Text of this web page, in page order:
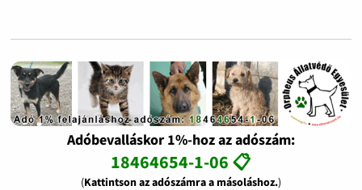
Adóbevalláskor 1%-hoz az adószám:
18464654-1-06 📋
(Kattintson az adószámra a másoláshoz.)